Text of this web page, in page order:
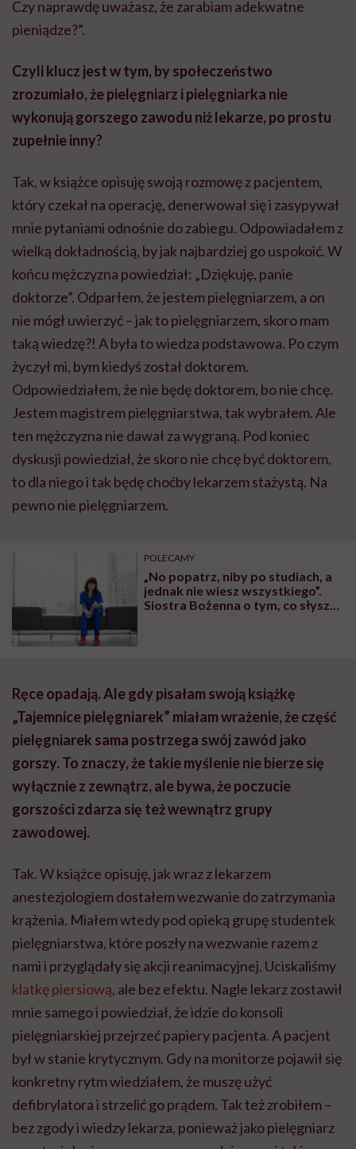
Czy naprawdę uważasz, że zarabiam adekwatne
pieniądze?”.
Czyli klucz jest w tym, by społeczeństwo
zrozumiało, że pielęgniarz i pielęgniarka nie
wykonują gorszego zawodu niż lekarze, po prostu
zupełnie inny?
Tak, w książce opisuję swoją rozmowę z pacjentem,
który czekał na operację, denerwował się i zasypywał
mnie pytaniami odnośnie do zabiegu. Odpowiadałem z
wielką dokładnością, by jak najbardziej go uspokoić. W
końcu mężczyzna powiedział: „Dziękuję, panie
doktorze”. Odparłem, że jestem pielęgniarzem, a on
nie mógł uwierzyć – jak to pielęgniarzem, skoro mam
taką wiedzę?! A była to wiedza podstawowa. Po czym
życzył mi, bym kiedyś został doktorem.
Odpowiedziałem, że nie będę doktorem, bo nie chcę.
Jestem magistrem pielęgniarstwa, tak wybrałem. Ale
ten mężczyzna nie dawał za wygraną. Pod koniec
dyskusji powiedział, że skoro nie chcę być doktorem,
to dla niego i tak będę choćby lekarzem stażystą. Na
pewno nie pielęgniarzem.
POLECAMY
„No popatrz, niby po studiach, a
jednak nie wiesz wszystkiego”.
Siostra Bożenna o tym, co słyszą
Ręce opadają. Ale gdy pisałam swoją książkę
„Tajemnice pielęgniarek” miałam wrażenie, że część
pielęgniarek sama postrzega swój zawód jako
gorszy. To znaczy, że takie myślenie nie bierze się
wyłącznie z zewnątrz, ale bywa, że poczucie
gorszości zdarza się też wewnątrz grupy
zawodowej.
Tak. W książce opisuję, jak wraz z lekarzem
anestezjologiem dostałem wezwanie do zatrzymania
krążenia. Miałem wtedy pod opieką grupę studentek
pielęgniarstwa, które poszły na wezwanie razem z
nami i przyglądały się akcji reanimacyjnej. Uciskaliśmy
klatkę piersiową, ale bez efektu. Nagle lekarz zostawił
mnie samego i powiedział, że idzie do konsoli
pielęgniarskiej przejrzeć papiery pacjenta. A pacjent
był w stanie krytycznym. Gdy na monitorze pojawił się
konkretny rytm wiedziałem, że muszę użyć
defibrylatora i strzelić go prądem. Tak też zrobiłem –
bez zgody i wiedzy lekarza, ponieważ jako pielęgniarz